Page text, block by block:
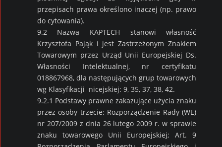
przepisach prawa określono inaczej (np. prawo
do cytowania).
9.2 Nazwa KAPTECH stanowi własność
Krzysztofa Pająk i jest Zastrzeżonym Znakiem
Towarowym przez Urząd Unii Europejskiej Ds.
Własności Intelektualnej, nr certyfikatu
018867968, dla następujących grup towarowych
wg Klasyfikacji nicejskiej: 9, 35, 37, 38, 42.
9.2.1 Podstawy prawne zakazujące użycia znaku
przez osoby trzecie: Rozporządzenie Rady (WE)
nr 207/2009 z dnia 26 lutego 2009 r. w sprawie
znaku towarowego Unii Europejskiej;Art. 9